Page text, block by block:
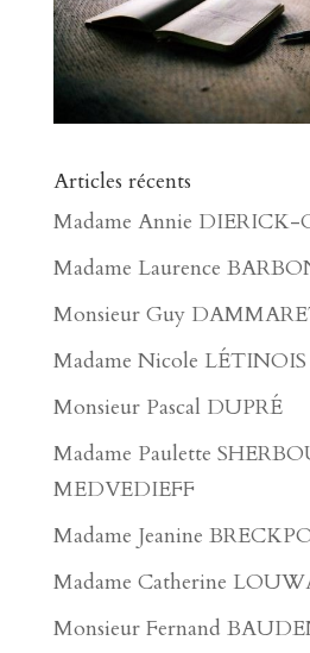
Articles récents
Madame Annie DIERICK-
Madame Laurence
Monsieur Guy
Madame Nicole LÉTINOIS
Monsieur Pascal DUPRÉ
Madame Paulette
MEDVEDIEFF
Madame Jeanine
Madame Catherine
Monsieur Fernand